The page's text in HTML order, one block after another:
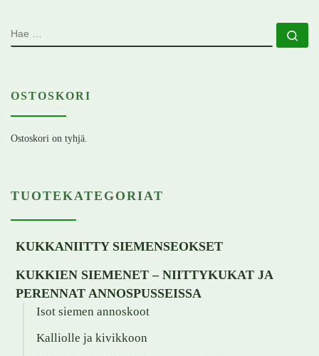
HAE
OSTOSKORI
Ostoskori on tyhjä.
TUOTEKATEGORIAT
KUKKANIITTY SIEMENSEOKSET
KUKKIEN SIEMENET – NIITTYKUKAT JA
PERENNAT ANNOSPUSSEISSA
Isot siemen annoskoot
Kalliolle ja kivikkoon